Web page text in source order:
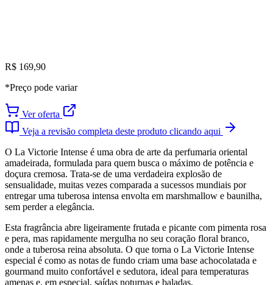
R$ 169,90
*Preço pode variar
Ver oferta
Veja a revisão completa deste produto clicando aqui
O La Victorie Intense é uma obra de arte da perfumaria oriental
amadeirada, formulada para quem busca o máximo de potência e
doçura cremosa. Trata-se de uma verdadeira explosão de
sensualidade, muitas vezes comparada a sucessos mundiais por
entregar uma tuberosa intensa envolta em marshmallow e baunilha,
sem perder a elegância.
Esta fragrância abre ligeiramente frutada e picante com pimenta rosa
e pera, mas rapidamente mergulha no seu coração floral branco,
onde a tuberosa reina absoluta. O que torna o La Victorie Intense
especial é como as notas de fundo criam uma base achocolatada e
gourmand muito confortável e sedutora, ideal para temperaturas
amenas e, em especial, saídas noturnas e baladas.